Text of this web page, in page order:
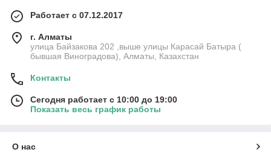
Работает с 07.12.2017
г. Алматы
улица Байзакова 202 ,выше улицы Карасай Батыра (
бывшая Виноградова), Алматы, Казахстан
Контакты
Сегодня работает с 10:00 до 19:00
Показать весь график работы
О нас